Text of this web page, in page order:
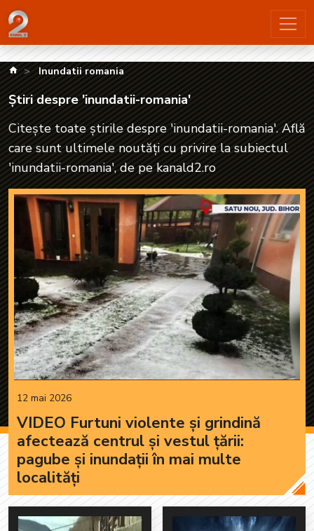
Știri despre 'inundatii-romania'| kanald2.ro
kanald.ro
Inundatii romania
Știri despre 'inundatii-romania'
Citește toate știrile despre 'inundatii-romania'. Află
care sunt ultimele noutăți cu privire la subiectul
'inundatii-romania', de pe kanald2.ro
12 mai 2026
VIDEO Furtuni violente și grindină
afectează centrul și vestul țării:
pagube și inundații în mai multe
localități